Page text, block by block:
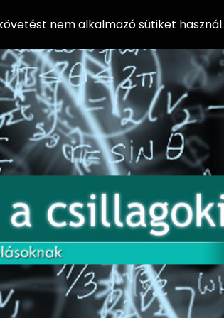
AZ
AT
OM
OK
Előadássorozat
középiskolásoknak
az ELTE
Természettudományi
Kar Fizikai
nem alkalmazó sütiket használ.